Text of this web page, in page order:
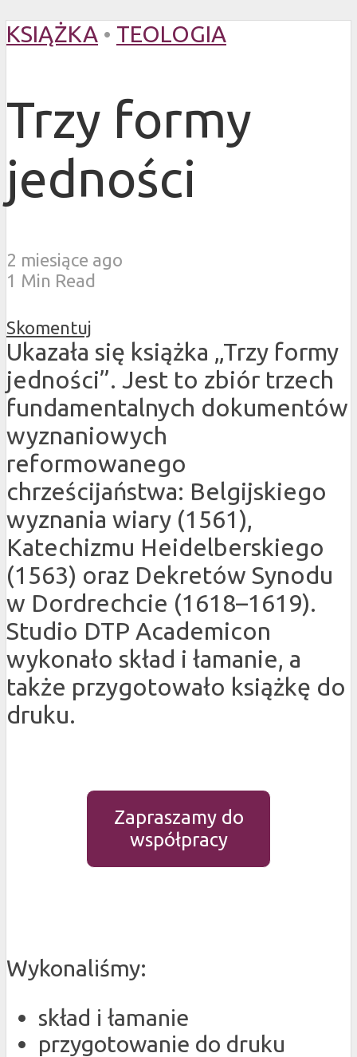
KSIĄŻKA • TEOLOGIA
Trzy formy
jedności
2 miesiące ago
1 Min Read
Skomentuj
Ukazała się książka „Trzy formy
jedności”. Jest to zbiór trzech
fundamentalnych dokumentów
wyznaniowych
reformowanego
chrześcijaństwa: Belgijskiego
wyznania wiary (1561),
Katechizmu Heidelberskiego
(1563) oraz Dekretów Synodu
w Dordrechcie (1618–1619).
Studio DTP Academicon
wykonało skład i łamanie, a
także przygotowało książkę do
druku.
Zapraszamy do
współpracy
Wykonaliśmy:
skład i łamanie
przygotowanie do druku